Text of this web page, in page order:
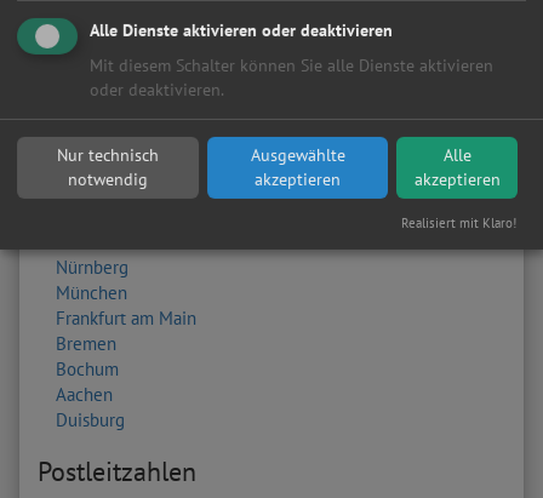
Dresden
Köln
Leipzig
Düsseldorf
Dortmund
Kaiserslautern
Stuttgart
Hannover
Nürnberg
München
Frankfurt am Main
Bremen
Bochum
Aachen
Duisburg
Postleitzahlen
Alle Dienste aktivieren oder deaktivieren
Mit diesem Schalter können Sie alle Dienste aktivieren
oder deaktivieren.
Nur technisch
notwendig
Ausgewählte
akzeptieren
Alle
akzeptieren
Realisiert mit Klaro!